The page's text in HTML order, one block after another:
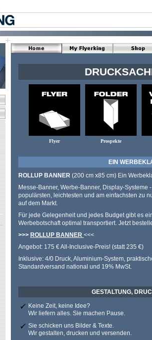
Flyer Prospekte
EIN
ROLLUP BANNER (200 cm x85 cm) Ein
Messe-Banner, Werbe-Banner, Display-Systeme
populärsten, leichtesten und am einfachsten zu
auf dem Markt.
Für jede Gelegenheit und jedes Budget gibt es
Werbebotschaft optimal transportiert. Jetzt
>>> ROLLUP BANNER <<<
Angebot: 175 € All-Inclusive-Preis! (statt 235 €)
Inklusive: 4/0 Druck, Aluminium-System,
Standardversand national und 19% MwSt.
GESTALTUNG,
Keine Zeit, keine Idee?
Wir liefern alles. Sie machen Pause.
Sie schicken uns Bilder & Texte.
Wir gestalten, drucken und versenden.